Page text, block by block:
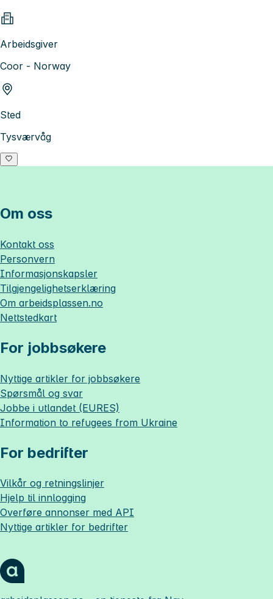
Arbeidsgiver
Coor - Norway
Sted
Tysværvåg
Om oss
Kontakt oss
Personvern
Informasjonskapsler
Tilgjengelighetserklæring
Om arbeidsplassen.no
Nettstedkart
For jobbsøkere
Nyttige artikler for jobbsøkere
Spørsmål og svar
Jobbe i utlandet (EURES)
Information to refugees from Ukraine
For bedrifter
Vilkår og retningslinjer
Hjelp til innlogging
Overføre annonser med API
Nyttige artikler for bedrifter